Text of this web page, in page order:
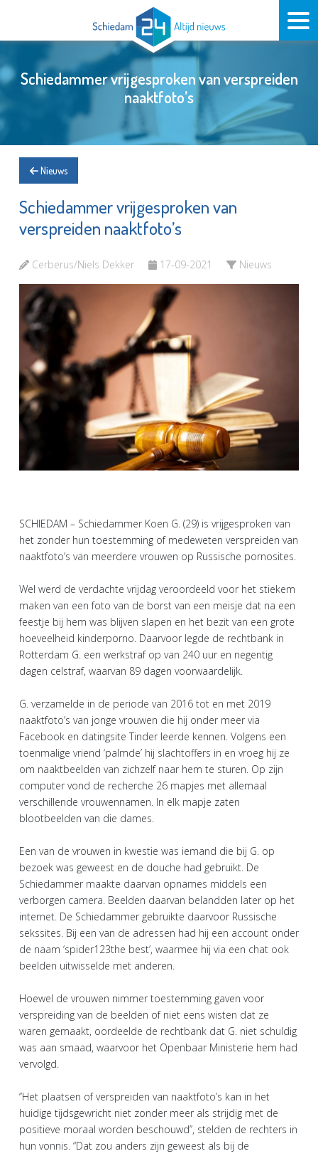
Schiedammer vrijgesproken van verspreiden
naaktfoto’s
Nieuws
Schiedammer vrijgesproken van
verspreiden naaktfoto’s
Cerberus/Niels Dekker 17-09-2021 Nieuws
SCHIEDAM – Schiedammer Koen G. (29) is vrijgesproken van
het zonder hun toestemming of medeweten verspreiden van
naaktfoto’s van meerdere vrouwen op Russische pornosites.
Wel werd de verdachte vrijdag veroordeeld voor het stiekem
maken van een foto van de borst van een meisje dat na een
feestje bij hem was blijven slapen en het bezit van een grote
hoeveelheid kinderporno. Daarvoor legde de rechtbank in
Rotterdam G. een werkstraf op van 240 uur en negentig
dagen celstraf, waarvan 89 dagen voorwaardelijk.
G. verzamelde in de periode van 2016 tot en met 2019
naaktfoto’s van jonge vrouwen die hij onder meer via
Facebook en datingsite Tinder leerde kennen. Volgens een
toenmalige vriend ‘palmde’ hij slachtoffers in en vroeg hij ze
om naaktbeelden van zichzelf naar hem te sturen. Op zijn
computer vond de recherche 26 mapjes met allemaal
verschillende vrouwennamen. In elk mapje zaten
blootbeelden van die dames.
Een van de vrouwen in kwestie was iemand die bij G. op
bezoek was geweest en de douche had gebruikt. De
Schiedammer maakte daarvan opnames middels een
verborgen camera. Beelden daarvan belandden later op het
internet. De Schiedammer gebruikte daarvoor Russische
sekssites. Bij een van de adressen had hij een account onder
de naam ‘spider123the best’, waarmee hij via een chat ook
beelden uitwisselde met anderen.
Hoewel de vrouwen nimmer toestemming gaven voor
verspreiding van de beelden of niet eens wisten dat ze
waren gemaakt, oordeelde de rechtbank dat G. niet schuldig
was aan smaad, waarvoor het Openbaar Ministerie hem had
vervolgd.
‘’Het plaatsen of verspreiden van naaktfoto’s kan in het
huidige tijdsgewricht niet zonder meer als strijdig met de
positieve moraal worden beschouwd’’, stelden de rechters in
hun vonnis. “Dat zou anders zijn geweest als bij de